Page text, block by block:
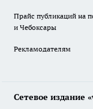
Прайс публикаций на
и Чебоксары
Рекламодателям
Сетевое издание